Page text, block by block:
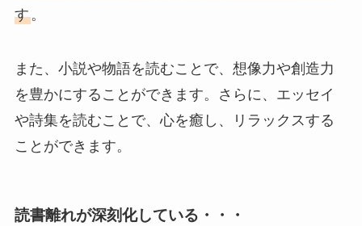
す。
また、小説や物語を読むことで、想像力や創造力
を豊かにすることができます。さらに、エッセイ
や詩集を読むことで、心を癒し、リラックスする
ことができます。
読書離れが深刻化している・・・